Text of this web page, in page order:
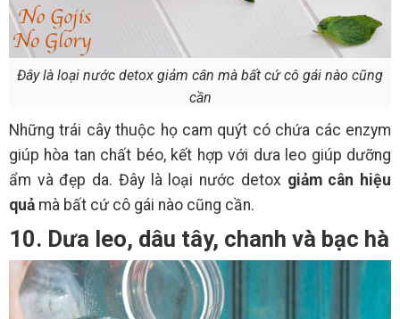
Đây là loại nước detox giảm cân mà bất cứ cô gái nào cũng
cần
Những trái cây thuộc họ cam quýt có chứa các enzym
giúp hòa tan chất béo, kết hợp với dưa leo giúp dưỡng
ẩm và đẹp da. Đây là loại nước detox giảm cân hiệu
quả mà bất cứ cô gái nào cũng cần.
10. Dưa leo, dâu tây, chanh và bạc hà